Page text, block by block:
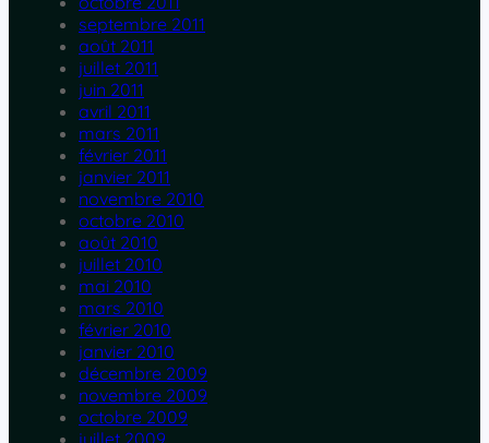
septembre 2011
août 2011
juillet 2011
juin 2011
avril 2011
mars 2011
février 2011
janvier 2011
novembre 2010
octobre 2010
août 2010
juillet 2010
mai 2010
mars 2010
février 2010
janvier 2010
décembre 2009
novembre 2009
octobre 2009